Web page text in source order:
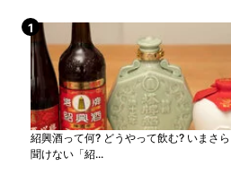
紹興酒って何? どうやって飲む? いまさら
聞けない「紹...